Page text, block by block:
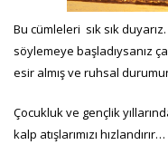
Bu cümleleri sık sık
söylemeye başladıysanız
esir almış ve ruhsal
Çocukluk ve gençlik
kalp atışlarımızı hızlandırır…